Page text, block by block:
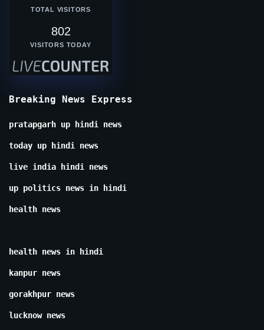
TOTAL VISITORS
802
VISITORS TODAY
Breaking News Express
pratapgarh up hindi news
today up hindi news
live india hindi news
up politics news in hindi
health news
health news in hindi
kanpur news
gorakhpur news
lucknow news